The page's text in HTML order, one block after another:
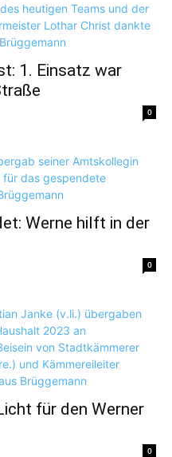
1. Einsatz war
0
Werne hilft in der
0
für den Werner
0